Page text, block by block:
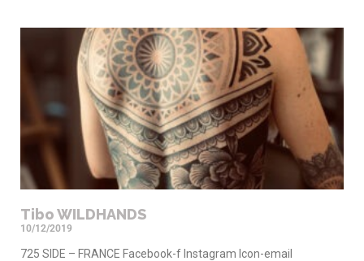
Tibo WILDHANDS
10/12/2019
725 SIDE – FRANCE Facebook-f Instagram Icon-email